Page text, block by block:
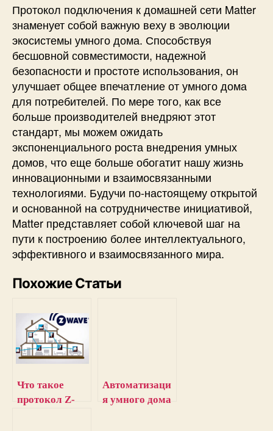
Протокол подключения к домашней сети Matter
знаменует собой важную веху в эволюции
экосистемы умного дома. Способствуя
бесшовной совместимости, надежной
безопасности и простоте использования, он
улучшает общее впечатление от умного дома
для потребителей. По мере того, как все
больше производителей внедряют этот
стандарт, мы можем ожидать
экспоненциального роста внедрения умных
домов, что еще больше обогатит нашу жизнь
инновационными и взаимосвязанными
технологиями. Будучи по-настоящему открытой
и основанной на сотрудничестве инициативой,
Matter представляет собой ключевой шаг на
пути к построению более интеллектуального,
эффективного и взаимосвязанного мира.
Похожие Статьи
Что такое
протокол Z-
Автоматизаци
я умного дома